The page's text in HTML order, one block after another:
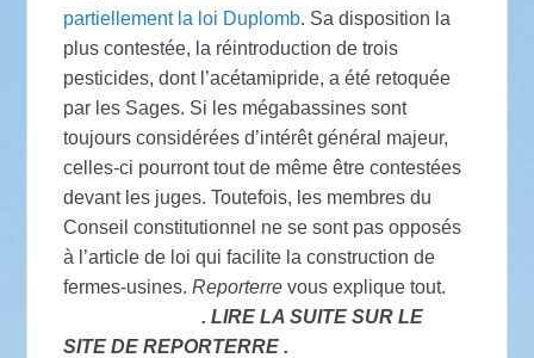
partiellement la loi Duplomb. Sa disposition la
plus contestée, la réintroduction de trois
pesticides, dont l’acétamipride, a été retoquée
par les Sages. Si les mégabassines sont
toujours considérées d’intérêt général majeur,
celles-ci pourront tout de même être contestées
devant les juges. Toutefois, les membres du
Conseil constitutionnel ne se sont pas opposés
à l’article de loi qui facilite la construction de
fermes-usines.Reporterrevous explique tout.
. LIRE LA SUITE SUR LE
SITE DE REPORTERRE .